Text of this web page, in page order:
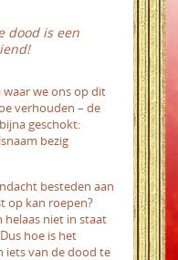
dood is een
we ons op dit
verhouden – de
geschokt:
bezig
besteden aan
op kan roepen?
helaas niet in staat
hoe is het
iets van de dood te